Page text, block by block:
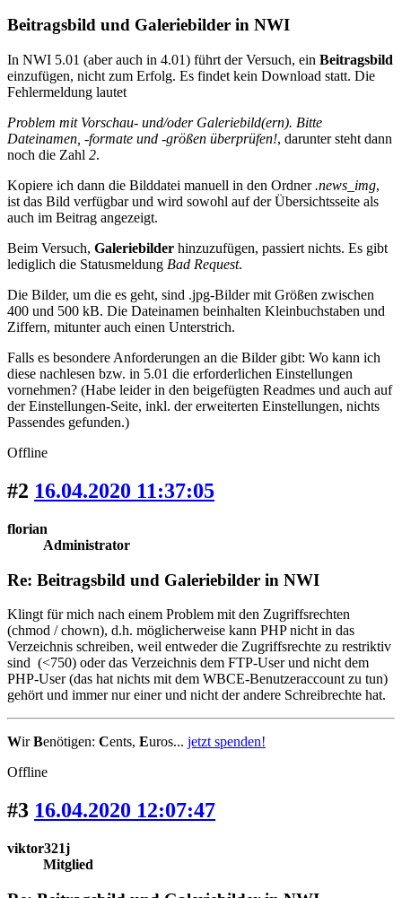
Beitragsbild und Galeriebilder in NWI
In NWI 5.01 (aber auch in 4.01) führt der Versuch, ein Beitragsbild
einzufügen, nicht zum Erfolg. Es findet kein Download statt. Die
Fehlermeldung lautet
Problem mit Vorschau- und/oder Galeriebild(ern). Bitte
Dateinamen, -formate und -größen überprüfen!, darunter steht dann
noch die Zahl 2.
Kopiere ich dann die Bilddatei manuell in den Ordner.news_img,
ist das Bild verfügbar und wird sowohl auf der Übersichtsseite als
auch im Beitrag angezeigt.
Beim Versuch, Galeriebilder hinzuzufügen, passiert nichts. Es gibt
lediglich die Statusmeldung Bad Request.
Die Bilder, um die es geht, sind .jpg-Bilder mit Größen zwischen
400 und 500 kB. Die Dateinamen beinhalten Kleinbuchstaben und
Ziffern, mitunter auch einen Unterstrich.
Falls es besondere Anforderungen an die Bilder gibt: Wo kann ich
diese nachlesen bzw. in 5.01 die erforderlichen Einstellungen
vornehmen? (Habe leider in den beigefügten Readmes und auch auf
der Einstellungen-Seite, inkl. der erweiterten Einstellungen, nichts
Passendes gefunden.)
Offline
#2 16.04.2020 11:37:05
florian
Administrator
Re: Beitragsbild und Galeriebilder in NWI
Klingt für mich nach einem Problem mit den Zugriffsrechten
(chmod / chown), d.h. möglicherweise kann PHP nicht in das
Verzeichnis schreiben, weil entweder die Zugriffsrechte zu restriktiv
sind (<750) oder das Verzeichnis dem FTP-User und nicht dem
PHP-User (das hat nichts mit dem WBCE-Benutzeraccount zu tun)
gehört und immer nur einer und nicht der andere Schreibrechte hat.
WirBenötigen: Cents, Euros... jetzt spenden!
Offline
#3 16.04.2020 12:07:47
viktor321j
Mitglied